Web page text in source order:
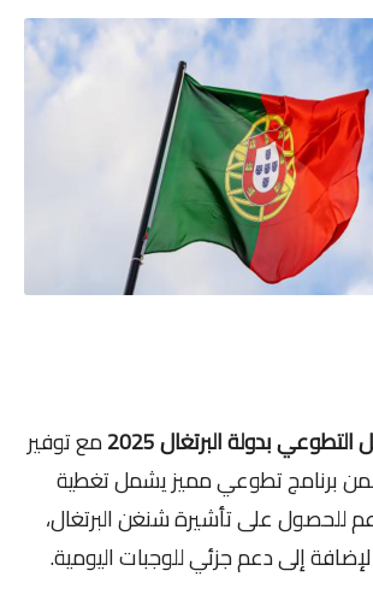
بدولة البرتغال 2025
مع توفير
ضمن برنامج تطوعي مميز يشمل تغطية
للحصول على تأشيرة شنغن البرتغال،
إلى دعم جزئي للوجبات اليومية.